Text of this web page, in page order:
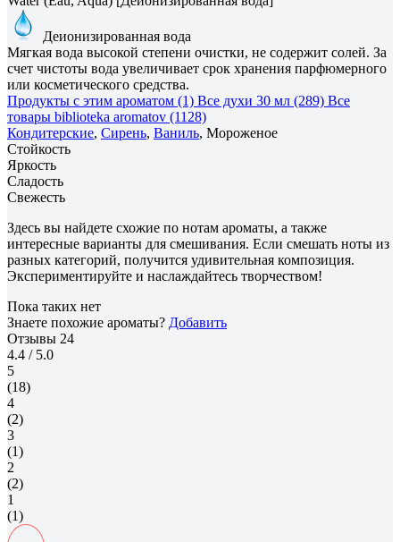
Деионизированная вода
Мягкая вода высокой степени очистки, не содержит солей. За
счет чистоты вода увеличивает срок хранения парфюмерного
или косметического средства.
Продукты с этим ароматом (1) Все духи 30 мл (289) Все
товары biblioteka aromatov (1128)
Кондитерские, Сирень, Ваниль, Мороженое
Стойкость
Яркость
Сладость
Свежесть
Здесь вы найдете схожие по нотам ароматы, а также
интересные варианты для смешивания. Если смешать ноты из
разных категорий, получится удивительная композиция.
Экспериментируйте и наслаждайтесь творчеством!
Пока таких нет
Знаете похожие ароматы? Добавить
Отзывы 24
4.4 / 5.0
5
(18)
4
(2)
3
(1)
2
(2)
1
(1)